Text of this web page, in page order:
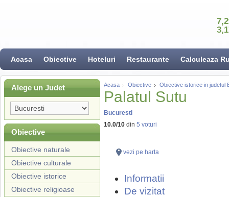
Acasa Obiective Hoteluri Restaurante Calculeaza
Alege un Judet
Obiective
Obiective naturale
Obiective culturale
Obiective istorice
Obiective religioase
Acasa Obiective Obiective istorice in judetul
Palatul Sutu
Bucuresti
10.0/10 din 5 voturi
vezi pe harta
Informatii
De vizitat